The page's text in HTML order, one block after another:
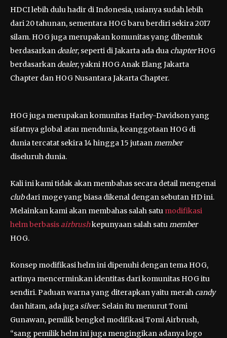
HDCI lebih dulu hadir di Indonesia, usianya sudah lebih
dari 20 tahunan, sementara HOG baru berdiri sekira 2017
silam. HOG juga merupakan komunitas yang dibentuk
berdasarkan dealer, seperti di Jakarta ada dua chapterHOG
berdasarkan dealer, yakni HOG Anak Elang Jakarta
Chapter dan HOG Nusantara Jakarta Chapter.
HOG juga merupakan komunitas Harley-Davidson yang
sifatnya global atau mendunia, keanggotaan HOG di
dunia tercatat sekira 14 hingga 15 jutaanmember
diseluruh dunia.
Kali ini kami tidak akan membahas secara detail mengenai
clubdari moge yang biasa dikenal dengan sebutan HD ini.
Melainkan kami akan membahas salah satu modifikasi
helm berbasisairbrushkepunyaan salah satumember
HOG.
Konsep modifikasi helm ini dipenuhi dengan tema HOG,
artinya mencerminkan identitas dari komunitas HOG itu
sendiri. Paduan warna yang diterapkan yaitu merah candy
dan hitam, ada jugasilver. Selain itu menurut Tomi
Gunawan, pemilik bengkel modifikasi Tomi Airbrush,
“sang pemilik helm ini juga mengingikan adanya logo